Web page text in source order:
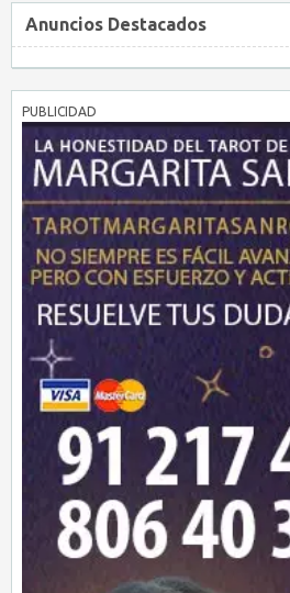
Anuncios Destacados
PUBLICIDAD